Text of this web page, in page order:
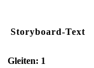
Storyboard-Text
Gleiten: 1